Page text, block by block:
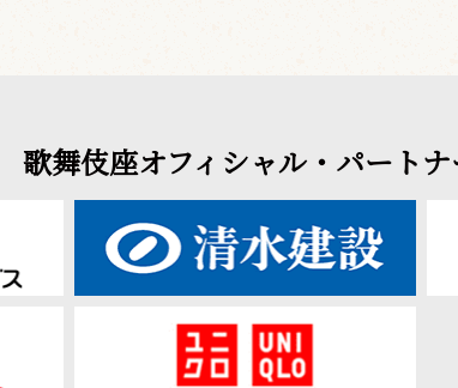
歌舞伎座オフィシャル・パートナ